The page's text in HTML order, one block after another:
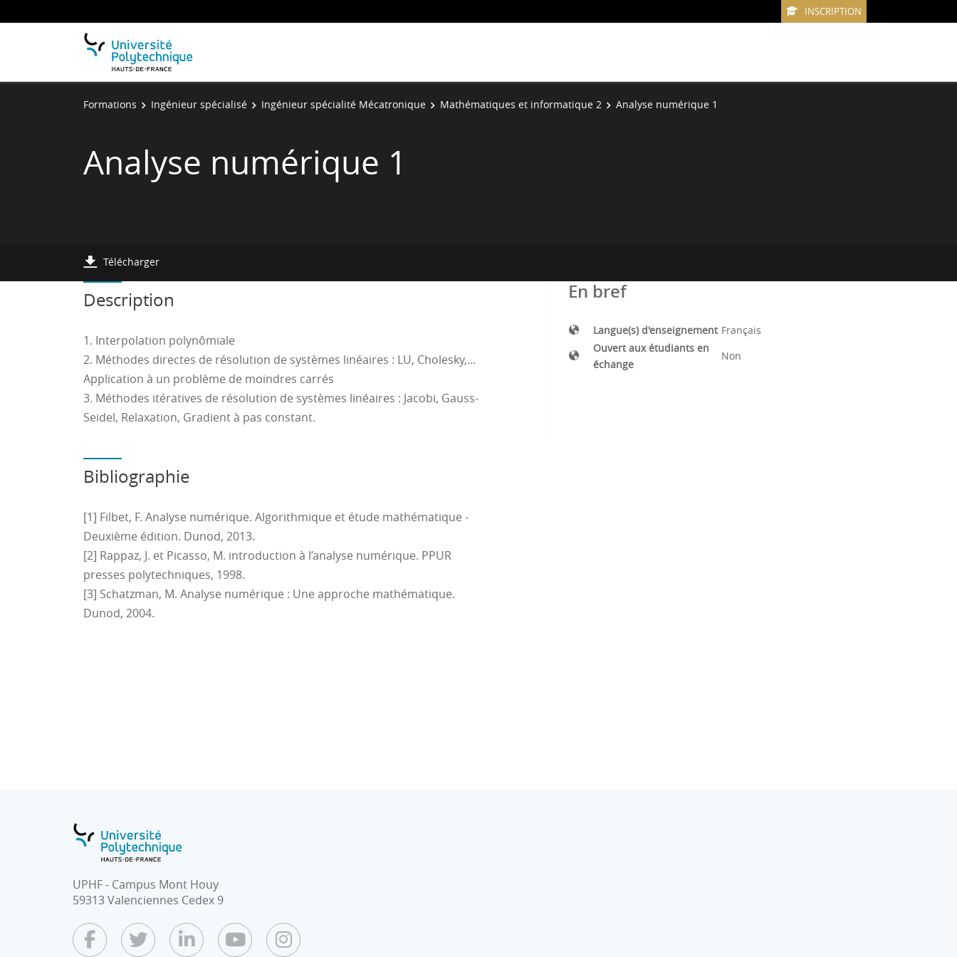
INSCRIPTION
Formations Ingénieur spécialisé Ingénieur spécialité Mécatronique Mathématiques et informatique 2 Analyse numérique 1
Analyse numérique 1
Télécharger
Description
1. Interpolation polynômiale
2. Méthodes directes de résolution de systèmes linéaires : LU, Cholesky,…
Application à un problème de moindres carrés
3. Méthodes itératives de résolution de systèmes linéaires : Jacobi, Gauss-
Seidel, Relaxation, Gradient à pas constant.
Bibliographie
[1] Filbet, F. Analyse numérique. Algorithmique et étude mathématique -
Deuxième édition. Dunod, 2013.
[2] Rappaz, J. et Picasso, M. introduction à l’analyse numérique. PPUR
presses polytechniques, 1998.
[3] Schatzman, M. Analyse numérique : Une approche mathématique.
Dunod, 2004.
En bref
Langue(s) d'enseignement Français
Ouvert aux étudiants en
échange
Non
UPHF - Campus Mont Houy
59313 Valenciennes Cedex 9